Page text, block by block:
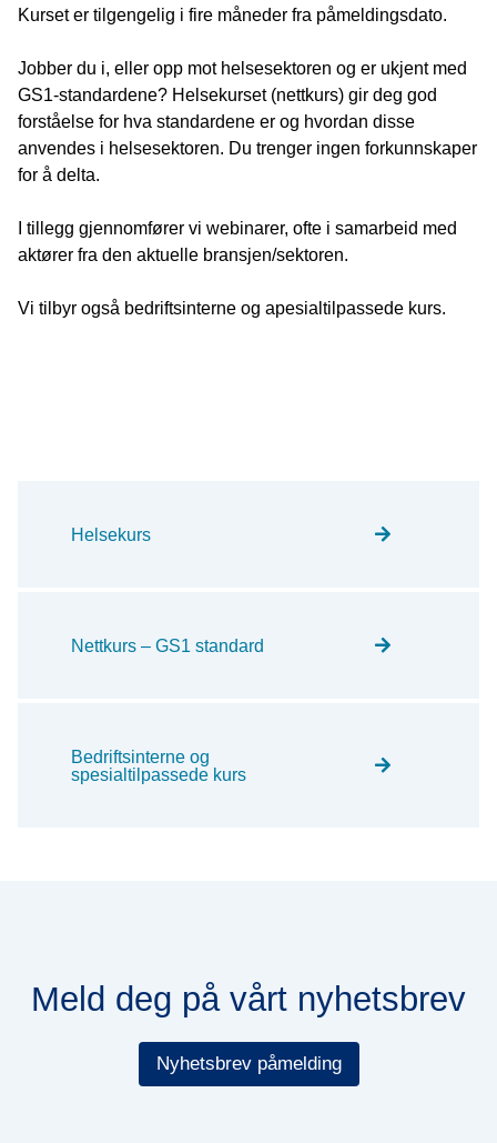
Kurset er tilgengelig i fire måneder fra påmeldingsdato.
Jobber du i, eller opp mot helsesektoren og er ukjent med
GS1-standardene? Helsekurset (nettkurs) gir deg god
forståelse for hva standardene er og hvordan disse
anvendes i helsesektoren. Du trenger ingen forkunnskaper
for å delta.
I tillegg gjennomfører vi webinarer, ofte i samarbeid med
aktører fra den aktuelle bransjen/sektoren.
Vi tilbyr også bedriftsinterne og apesialtilpassede kurs.
Helsekurs
Nettkurs – GS1 standard
Bedriftsinterne og
spesialtilpassede kurs
Meld deg på vårt nyhetsbrev
Nyhetsbrev påmelding